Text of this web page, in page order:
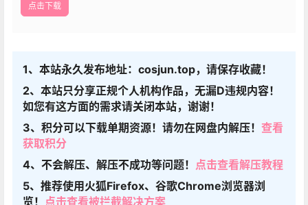
点击下载
1、本站永久发布地址：cosjun.top，请保存收藏！
2、本站只分享正规个人机构作品，无漏D违规内容！
如您有这方面的需求请关闭本站，谢谢！
3、积分可以下载单期资源！请勿在网盘内解压！ 查看
获取积分
4、不会解压、解压不成功等问题！ 点击查看解压教程
5、推荐使用火狐Firefox、谷歌Chrome浏览器浏
览！ 点击查看被拦截解决方案